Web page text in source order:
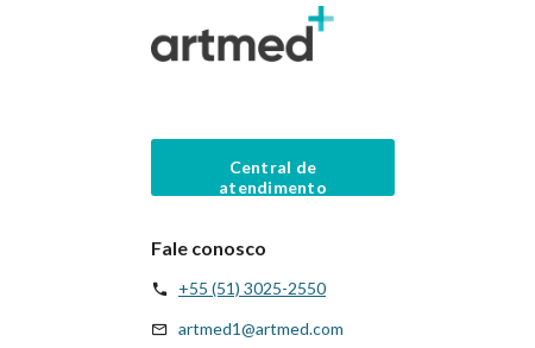
Central de
atendimento
Fale conosco
+55 (51) 3025-2550
artmed1@artmed.com